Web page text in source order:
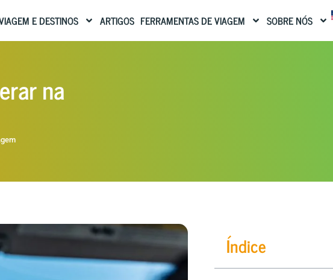
E DESTINOS ARTIGOS FERRAMENTAS DE VIAGEM SOBRE NÓS
na
Índice